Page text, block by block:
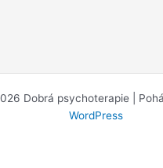
Dobrá psychoterapie |
WordPress